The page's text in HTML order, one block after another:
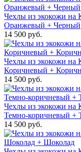
Чехлы из экокожи на
Оранжевый + Черный
14 500 руб.
Чехлы из экокожи на
Коричневый +
14 500 руб.
Чехлы из экокожи на
Темно-коричневый +
14 500 руб.